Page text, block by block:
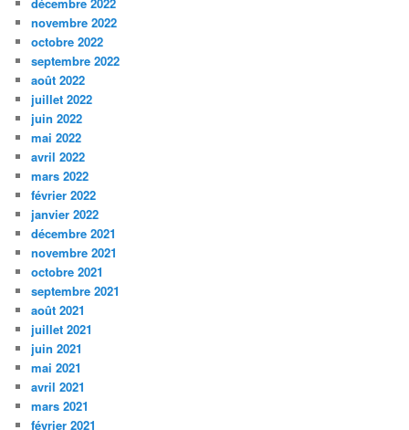
décembre 2022
novembre 2022
octobre 2022
septembre 2022
août 2022
juillet 2022
juin 2022
mai 2022
avril 2022
mars 2022
février 2022
janvier 2022
décembre 2021
novembre 2021
octobre 2021
septembre 2021
août 2021
juillet 2021
juin 2021
mai 2021
avril 2021
mars 2021
février 2021